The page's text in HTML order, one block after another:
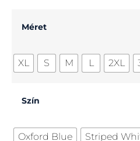
Méret
XL S M L 2XL
Szín
Oxford Blue
Striped